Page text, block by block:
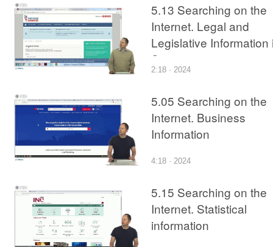
5.13 Searching on the
Internet. Legal and
Legislative Information
Spain
2:18 · 2024
5.05 Searching on the
Internet. Business
Information
4:18 · 2024
5.15 Searching on the
Internet. Statistical
information